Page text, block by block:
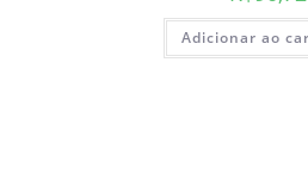
Adicionar ao